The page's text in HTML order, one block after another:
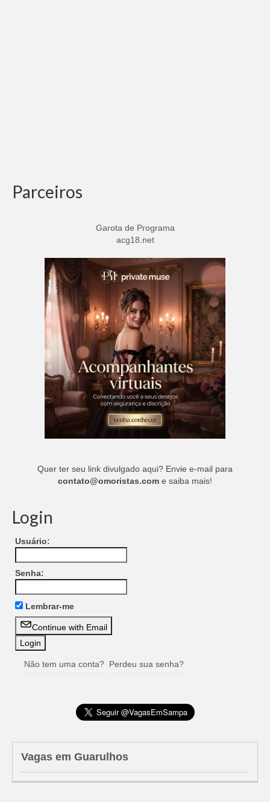
Parceiros
Garota de Programa
acg18.net
Quer ter seu link divulgado aqui? Envie e-mail para
contato@omoristas.com e saiba mais!
Login
Usuário:
Senha:
Lembrar-me
Continue with Email
Não tem uma conta? Perdeu sua senha?
Vagas em Guarulhos